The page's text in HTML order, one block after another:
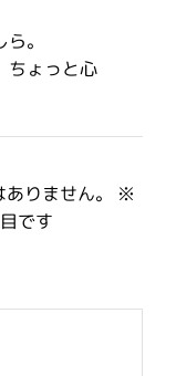
。
ちょっと心
りません。
※
です